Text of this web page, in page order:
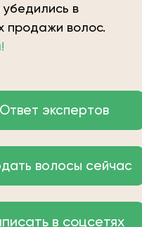
в
продажи волос.
Ответ экспертов
волосы сейчас
в соцсетях